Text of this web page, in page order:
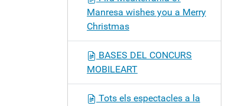
Manresa wishes you a Merry
Christmas
BASES DEL CONCURS
MOBILEART
Tots els espectacles a la